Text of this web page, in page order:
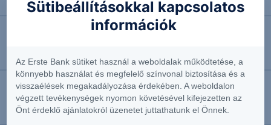
Négyhavi mélyponton a forint
EURUSD: munkapiaci jelentésre várva
2026.08.07. 10:37
Megint emelkedésben az olaj
Sütibeállításokkal kapcsolatos
információk
Az Erste Bank sütiket használ a weboldalak működtetése, a
könnyebb használat és megfelelő színvonal biztosítása és a
visszaélések megakadályozása érdekében. A weboldalon
végzett tevékenységek nyomon követésével kifejezetten az
Önt érdeklő ajánlatokról üzenetet juttathatunk el Önnek.